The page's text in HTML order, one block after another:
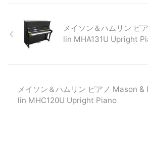
メイソン＆ハムリン ピ
lin MHA131U Upright
メイソン＆ハムリン ピアノ Mason &
lin MHC120U Upright Piano